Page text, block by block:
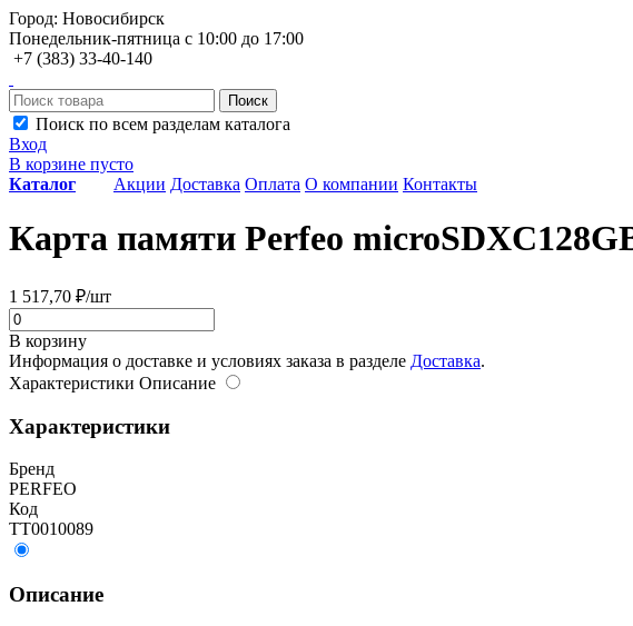
Город: Новосибирск
Понедельник-пятница с 10:00 до 17:00
+7 (383) 33-40-140
Поиск
Поиск по всем разделам каталога
Вход
В корзине пусто
Каталог
Акции Доставка Оплата О компании Контакты
Карта памяти Perfeo
1 517,70 ₽/шт
В корзину
Информация о доставке и условиях заказа в разделе Доставка.
Характеристики Описание
Характеристики
Бренд
PERFEO
Код
ТТ0010089
Описание